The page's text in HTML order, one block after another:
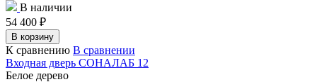
В наличии
54 400 ₽
В корзину
К сравнению В сравнении
Входная дверь СОНАЛАБ 12
Белое дерево